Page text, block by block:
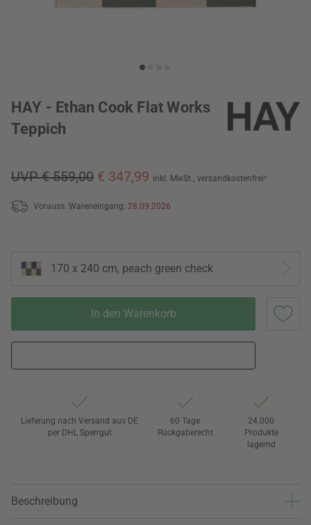
HAY - Ethan Cook Flat Works
Teppich
UVP € 559,00 € 347,99 inkl. MwSt., versandkostenfrei*
Vorauss. Wareneingang: 28.09.2026
170 x 240 cm, peach green check
In den Warenkorb
Lieferung nach Versand aus DE
per DHL Sperrgut
60 Tage
Rückgaberecht
24.000
Produkte
lagernd
Beschreibung